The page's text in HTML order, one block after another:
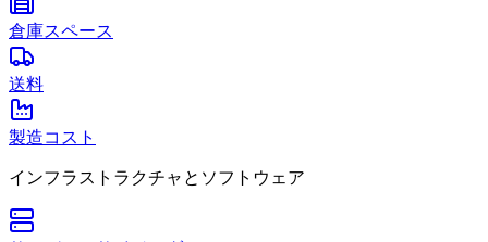
倉庫スペース
送料
製造コスト
インフラストラクチャとソフトウェア